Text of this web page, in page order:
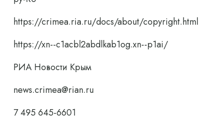
https://crimea.ria.ru/docs/about/copyright.html
https://xn--c1acbl2abdlkab1og.xn--p1ai/
РИА Новости Крым
news.crimea@rian.ru
7 495 645-6601